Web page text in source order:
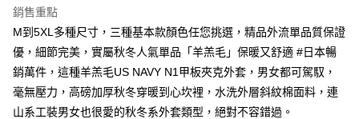
7-11取貨付款
每筆NT$80，滿NT$1,000(含以上)免運費
每筆NT$80，滿NT$1,000(含以上)免運費
銷售重點
M到5XL多種尺寸，三種基本款顏色任您挑選，精品外流單品質保證
優，細節完美，實屬秋冬人氣單品「羊羔毛」保暖又舒適 #日本暢
銷萬件，這種羊羔毛US NAVY N1甲板夾克外套，男女都可駕馭，
毫無壓力，高磅加厚秋冬穿暖到心坎裡，水洗外層斜紋棉面料，連
山系工裝男女也很愛的秋冬系外套類型，絕對不容錯過。